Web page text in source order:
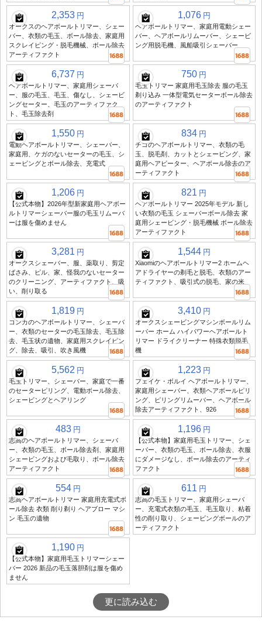
2,353 円
オークスのヘアボールトリマー、シェー
バー、衣類の毛玉、ボール除去、家庭用
スクレイピング・脱毛機械、ボール除去
アーティファクト
1,076 円
ヘアボールトリマー、家庭用電動シェー
バー、ヘアボールリムーバー、シェービ
ング用脱毛機、風船吸引シェーバー
6,737 円
ヘアボールトリマー、家庭用シェーバ
ー、服の毛玉、毛玉、傷なし、シェービ
ングセーター、毛玉のアーティファク
ト、毛玉除去剤
750 円
毛玉トリマー 家庭用毛玉除去 服の毛玉
剃り込み 一体型電気セーターボール除去
のアーティファクト
1,550 円
電動ヘアボールトリマー、シェーバー、
家庭用、ケガのないセーターの毛玉、シ
ェービングとボール除去、充電式
834 円
チゴのヘアボールトリマー、衣類の毛
玉、脱毛剤、カットとシェービング、家
庭用ヘアビーター、ヘアボール除去のア
ーティファクト
1,206 円
【公式本物】2026年型新家庭用ヘアボー
ルトリマーシェーバー服の毛玉リムーバ
ーは服を傷めません
821 円
ヘアボールトリマー 2025年モデル 新し
い衣類の毛玉 シェーバーボール除去 家
庭用シェービング・脱毛機械 ボール除去
アーティファクト
3,281 円
オークスシェーバー、服、薬取り、剪定
ばさみ、ピル、家、怪我のないセーター
のクリーニング、アーティファクト、吸
い、削り取る
1,544 円
Xiaomiのヘアボールトリマー2 ホームヘ
アドライヤーの剃毛と脱毛、衣類のアー
ティファクト、吸引式の脱毛、家の米
1,819 円
コンカのヘアボールトリマー、シェーバ
ー、衣類のセーターの毛玉除去、毛玉除
去、毛玉状の遺物、家庭用スクレイピン
グ、除去、吸引、吹き風機
3,410 円
オークスシェービングマシンボールリム
ーバー ホーム ハイパワーヘアボールト
リマー ドライクリーナー 特殊衣類脱毛
機
5,562 円
毛玉トリマー、シェーバー、家庭で一番
のセーターピリング、電動ボール除去、
シェービングとヘアリング
1,223 円
フェイケ・ボルイ ヘアボールトリマー、
家庭用シェーバー、衣類ヘアボールピリ
ング、ピリングリムーバー、ヘアボール
除去アーティファクト、926
483 円
志高のヘアボールトリマー、シェーバ
ー、衣類の毛玉、ボール除去剤、家庭用
シェービングおよび毛取り、ボール除去
アーティファクト
1,196 円
【公式本物】家庭用毛玉トリマー、シェ
ーバー、衣類の毛玉、ボール除去、衣服
にダメージなし、ボール除去のアーティ
ファクト
554 円
志高ヘアボールトリマー 家庭用充電式ボ
ール除去 衣類 削り剃り ヘアブロー マシ
ン 毛玉の遺物
611 円
志高の毛玉トリマー、家庭用シェーバ
ー、充電式衣類の毛玉、毛玉取り、粘着
性の削り取り、シェービングボールのア
ーティファクト
1,190 円
【公式本物】家庭用毛玉トリマーシェー
バー 2026 新品の毛玉落胆剤は服を傷め
ません
更に読み込む